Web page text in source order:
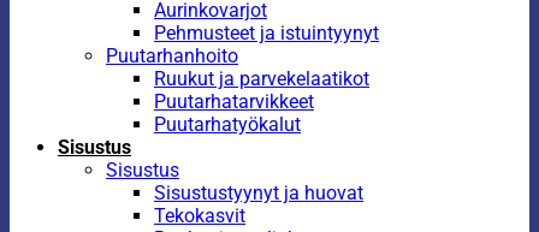
Aurinkovarjot
Pehmusteet ja istuintyynyt
Puutarhanhoito
Ruukut ja parvekelaatikot
Puutarhatarvikkeet
Puutarhatyökalut
Sisustus
Sisustus
Sisustustyynyt ja huovat
Tekokasvit